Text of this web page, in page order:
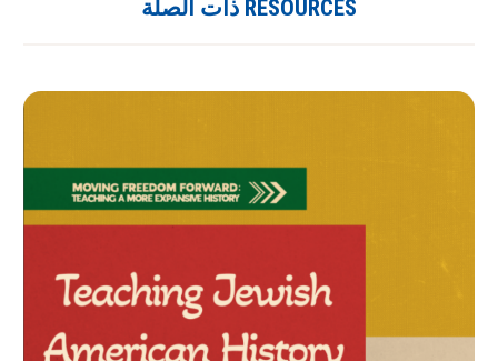
RESOURCES ذات الصلة